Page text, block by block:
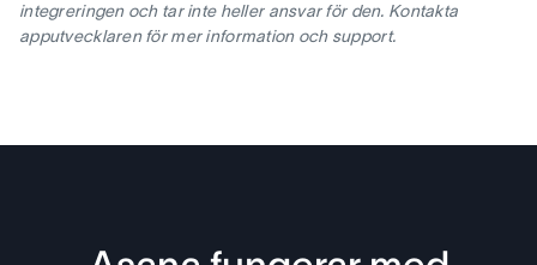
integreringen och tar inte heller ansvar för den. Kontakta
apputvecklaren för mer information och support.